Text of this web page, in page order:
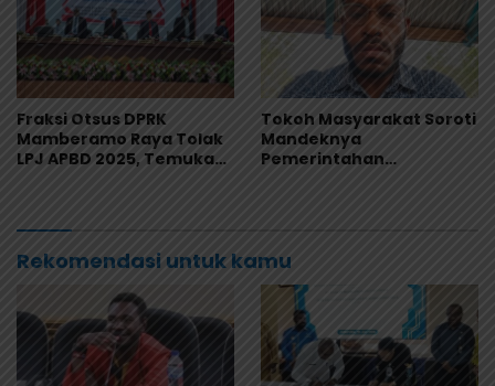
Fraksi Otsus DPRK
Mamberamo Raya Tolak
LPJ APBD 2025, Temukan
Tokoh Masyarakat Soroti
Mandeknya
Pemerintahan
Rekomendasi untuk kamu